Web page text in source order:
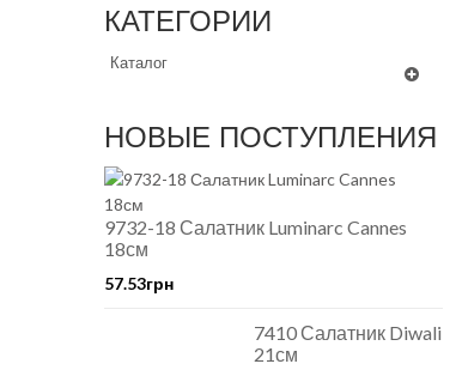
КАТЕГОРИИ
Каталог
НОВЫЕ ПОСТУПЛЕНИЯ
9732-18 Салатник Luminarc Cannes
18см
57.53грн
7410 Салатник Diwali
21см